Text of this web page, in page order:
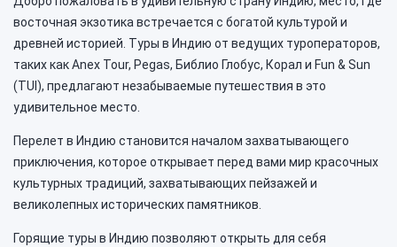
восточная экзотика встречается с богатой культурой и
древней историей. Туры в Индию от ведущих туроператоров,
таких как Anex Tour, Pegas, Библио Глобус, Корал и Fun & Sun
(TUI), предлагают незабываемые путешествия в это
удивительное место.
Перелет в Индию становится началом захватывающего
приключения, которое открывает перед вами мир красочных
культурных традиций, захватывающих пейзажей и
великолепных исторических памятников.
Горящие туры в Индию позволяют открыть для себя